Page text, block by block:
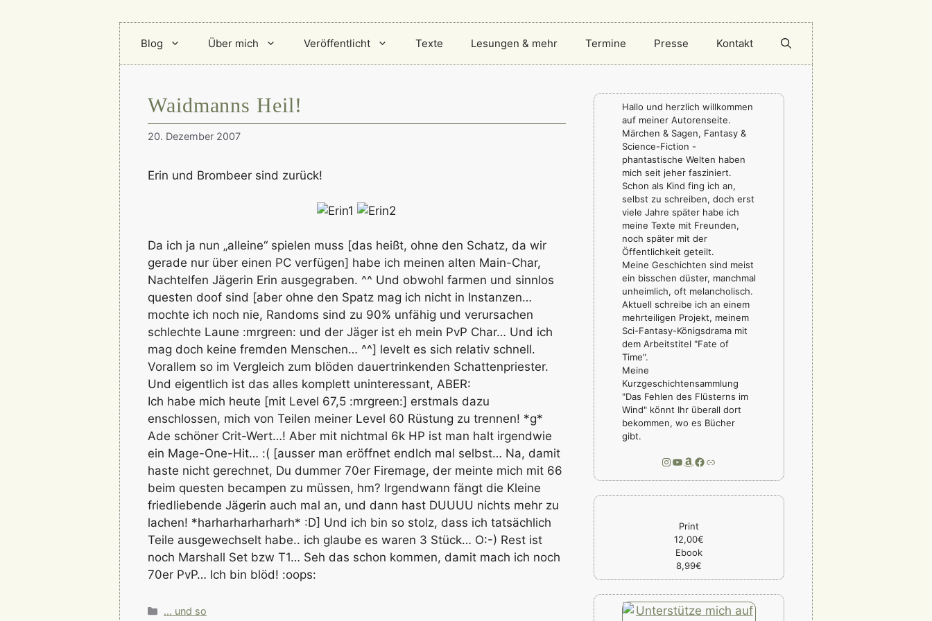
Blog Über mich Veröffentlicht Texte Lesungen & mehr Termine Presse Kontakt
Waidmanns Heil!
20. Dezember 2007
Erin und Brombeer sind zurück!
Da ich ja nun „alleine“ spielen muss [das heißt, ohne den Schatz, da wir
gerade nur über einen PC verfügen] habe ich meinen alten Main-Char,
Nachtelfen Jägerin Erin ausgegraben. ^^ Und obwohl farmen und sinnlos
questen doof sind [aber ohne den Spatz mag ich nicht in Instanzen…
mochte ich noch nie, Randoms sind zu 90% unfähig und verursachen
schlechte Laune :mrgreen: und der Jäger ist eh mein PvP Char… Und ich
mag doch keine fremden Menschen… ^^] levelt es sich relativ schnell.
Vorallem so im Vergleich zum blöden dauertrinkenden Schattenpriester.
Und eigentlich ist das alles komplett uninteressant, ABER:
Ich habe mich heute [mit Level 67,5 :mrgreen:] erstmals dazu
enschlossen, mich von Teilen meiner Level 60 Rüstung zu trennen! *g*
Ade schöner Crit-Wert…! Aber mit nichtmal 6k HP ist man halt irgendwie
ein Mage-One-Hit… :( [ausser man eröffnet endlch mal selbst… Na, damit
haste nicht gerechnet, Du dummer 70er Firemage, der meinte mich mit 66
beim questen becampen zu müssen, hm? Irgendwann fängt die Kleine
friedliebende Jägerin auch mal an, und dann hast DUUUU nichts mehr zu
lachen! *harharharharharh* :D] Und ich bin so stolz, dass ich tatsächlich
Teile ausgewechselt habe.. ich glaube es waren 3 Stück… O:-) Rest ist
noch Marshall Set bzw T1… Seh das schon kommen, damit mach ich noch
70er PvP… Ich bin blöd! :oops:
Kategorien
... und so
Hallo und herzlich willkommen
auf meiner Autorenseite.
Märchen & Sagen, Fantasy &
Science-Fiction -
phantastische Welten haben
mich seit jeher fasziniert.
Schon als Kind fing ich an,
selbst zu schreiben, doch erst
viele Jahre später habe ich
meine Texte mit Freunden,
noch später mit der
Öffentlichkeit geteilt.
Meine Geschichten sind meist
ein bisschen düster, manchmal
unheimlich, oft melancholisch.
Aktuell schreibe ich an einem
mehrteiligen Projekt, meinem
Sci-Fantasy-Königsdrama mit
dem Arbeitstitel "Fate of
Time".
Meine
Kurzgeschichtensammlung
"Das Fehlen des Flüsterns im
Wind" könnt Ihr überall dort
bekommen, wo es Bücher
gibt.
Instagram
YouTube
Amazon
Facebook
Link
Print
12,00€
Ebook
8,99€